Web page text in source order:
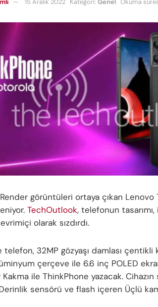
görüntüleri ortaya çıkan Lenovo
TechOutlook, telefonun
olarak sızdırdı.
telefon, 32MP gözyaşı damlası çentikli
çerçeve ile 6.6 inç POLED
ile ThinkPhone yazacak. Cihazın
sensörü ve flash içeren Üçlü